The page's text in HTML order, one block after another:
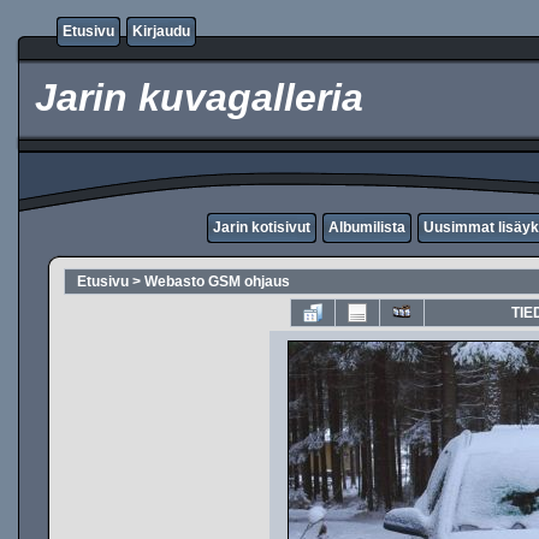
Etusivu Kirjaudu
Jarin kuvagalleria
Jarin kotisivut Albumilista Uusimmat
Etusivu > Webasto GSM ohjaus